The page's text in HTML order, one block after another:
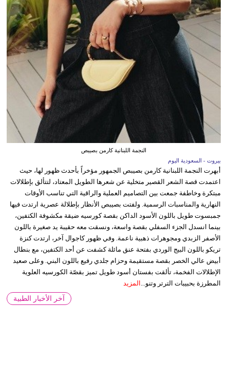
النجمة اللبنانية كارمن بصيبص
بيروت - السعودية اليوم
أبهرت النجمة اللبنانية كارمن بصيبص الجمهور مؤخراً بأحدث ظهور لها، حيث
اعتمدت قصة الشعر القصير متخلية عن شعرها الطويل المعتاد، لتتألق بإطلالات
مبتكرة وخاطفة جمعت بين التصاميم العملية والراقية التي تناسب الأوقات
النهارية والمناسبات الرسمية. ولفتت بصيبص الأنظار بإطلالة عصرية ارتدت فيها
جمبسوت طويل باللون الأسود الداكن بقصة كورسيه ضيقة مكشوفة الكتفين،
بينما انسدل الجزء السفلي بقصة واسعة، ونسقت معه حقيبة يد صغيرة باللون
الأصفر الزبدي ومجوهرات ذهبية ناعمة. وفي ظهور كاجوال آخر، ارتدت كنزة
تريكو باللون البيج الوردي بفتحة عنق مائلة كشفت عن أحد الكتفين، مع بنطال
أبيض عالي الخصر بقصة مستقيمة وحزام جلدي رفيع باللون البني. وعلى صعيد
الإطلالات الفخمة، تألقت بفستان أسود طويل تميز بقصّة الكورسيه العلوية
المطرزة بحبيبات الترتر وتنو... المزيد
آخر الأخبار الطبية